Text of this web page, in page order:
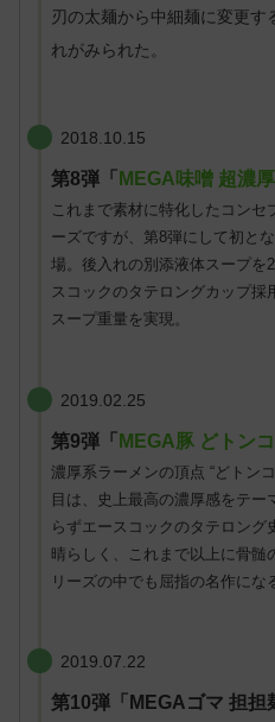
刃の太麺から中細麺に変更す
れがみられた。
2018.10.15
第8弾「 MEGA味噌 超濃
これまで素材に特化したコンセ
ーズですが、第8弾にして初と
場。後入れの別添液体スープを
スコックのタテロングカップ
スープ重量を実現。
2019.02.25
第9弾「 MEGA豚 どトン
濃厚系ラーメンの頂点 “どトン
目は、史上最高の濃厚感をテー
らずエースコックのタテロン
晴らしく、これまで以上に骨髄
リーズの中でも屈指の名作にな
2019.07.22
第10弾 「MEGAゴマ 担担